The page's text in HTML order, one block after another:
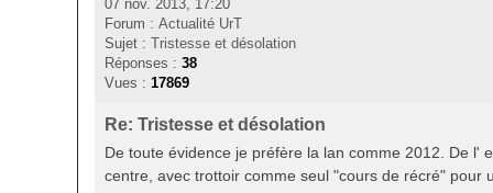
07 nov. 2013, 17:20
Forum : Actualité UrT
Sujet : Tristesse et désolation
Réponses : 38
Vues : 17869
Re: Tristesse et désolation
De toute évidence je préfère la lan comme 2012. De l'
centre, avec trottoir comme seul "cours de récré"